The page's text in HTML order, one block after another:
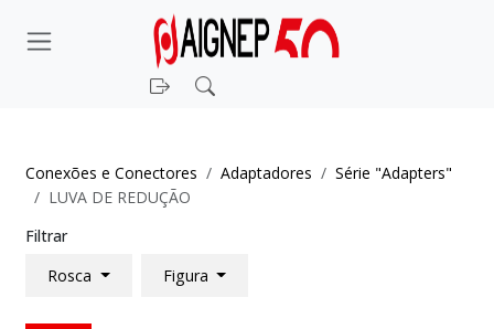
Entrar
Conexões e Conectores Adaptadores
Série "Adapters"
LUVA DE REDUÇÃO
Filtrar
Rosca
Figura